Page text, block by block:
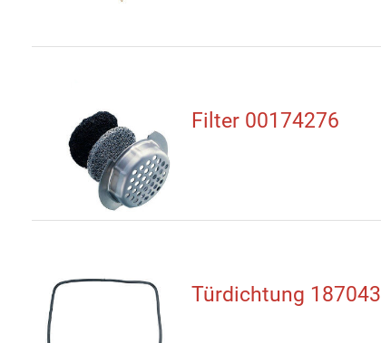
Filter 00174276
Türdichtung 187043